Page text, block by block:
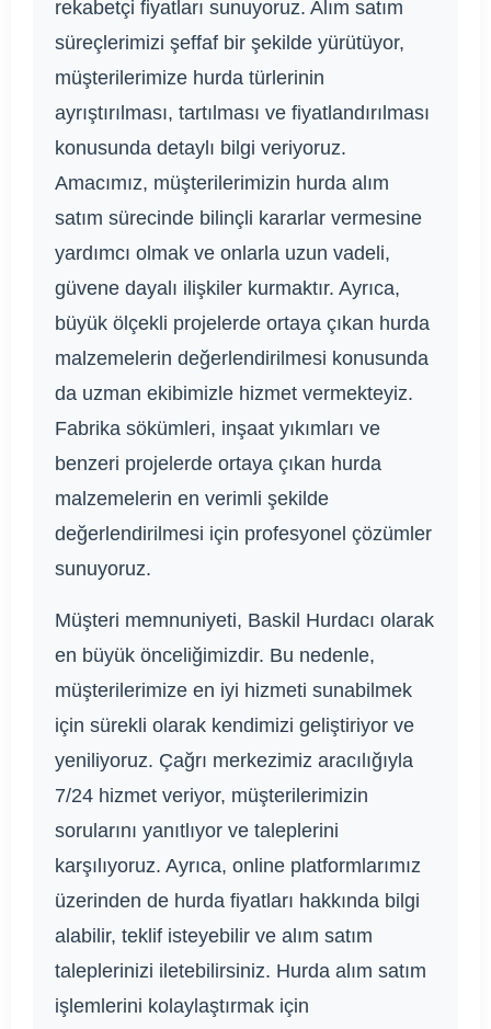
rekabetçi fiyatları sunuyoruz. Alım satım
süreçlerimizi şeffaf bir şekilde yürütüyor,
müşterilerimize hurda türlerinin
ayrıştırılması, tartılması ve fiyatlandırılması
konusunda detaylı bilgi veriyoruz.
Amacımız, müşterilerimizin hurda alım
satım sürecinde bilinçli kararlar vermesine
yardımcı olmak ve onlarla uzun vadeli,
güvene dayalı ilişkiler kurmaktır. Ayrıca,
büyük ölçekli projelerde ortaya çıkan hurda
malzemelerin değerlendirilmesi konusunda
da uzman ekibimizle hizmet vermekteyiz.
Fabrika sökümleri, inşaat yıkımları ve
benzeri projelerde ortaya çıkan hurda
malzemelerin en verimli şekilde
değerlendirilmesi için profesyonel çözümler
sunuyoruz.
Müşteri memnuniyeti, Baskil Hurdacı olarak
en büyük önceliğimizdir. Bu nedenle,
müşterilerimize en iyi hizmeti sunabilmek
için sürekli olarak kendimizi geliştiriyor ve
yeniliyoruz. Çağrı merkezimiz aracılığıyla
7/24 hizmet veriyor, müşterilerimizin
sorularını yanıtlıyor ve taleplerini
karşılıyoruz. Ayrıca, online platformlarımız
üzerinden de hurda fiyatları hakkında bilgi
alabilir, teklif isteyebilir ve alım satım
taleplerinizi iletebilirsiniz. Hurda alım satım
işlemlerini kolaylaştırmak için